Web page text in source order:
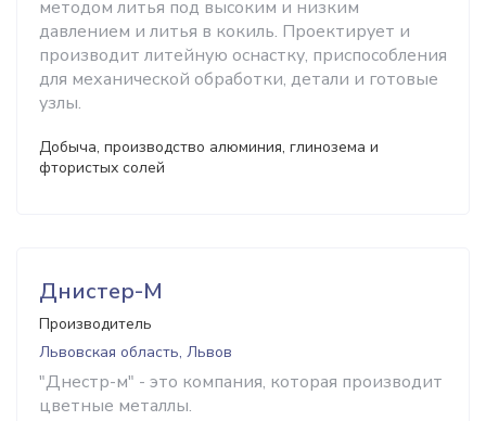
методом литья под высоким и низким
давлением и литья в кокиль. Проектирует и
производит литейную оснастку, приспособления
для механической обработки, детали и готовые
узлы.
Добыча, производство алюминия, глинозема и
фтористых солей
Днистер-М
Производитель
Львовская область, Львов
"Днестр-м" - это компания, которая производит
цветные металлы.